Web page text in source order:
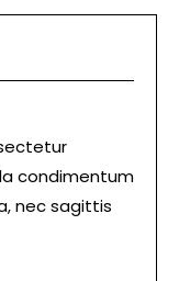
condimentum
nec sagittis